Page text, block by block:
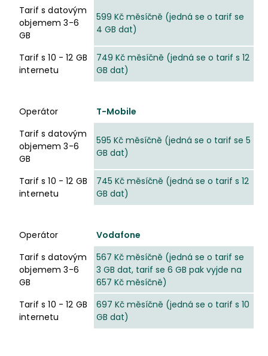
Tarif s datovým
objemem 3-6
GB
599 Kč měsíčně (jedná se o tarif se
4 GB dat)
Tarif s 10 - 12 GB
internetu
749 Kč měsíčně (jedná se o tarif s 12
GB dat)
Operátor
T-Mobile
Tarif s datovým
objemem 3-6
GB
595 Kč měsíčně (jedná se o tarif se 5
GB dat)
Tarif s 10 - 12 GB
internetu
745 Kč měsíčně (jedná se o tarif s 12
GB dat)
Operátor
Vodafone
Tarif s datovým
objemem 3-6
GB
567 Kč měsíčně (jedná se o tarif se
3 GB dat, tarif se 6 GB pak vyjde na
657 Kč měsíčně)
Tarif s 10 - 12 GB
internetu
697 Kč měsíčně (jedná se o tarif s 10
GB dat)